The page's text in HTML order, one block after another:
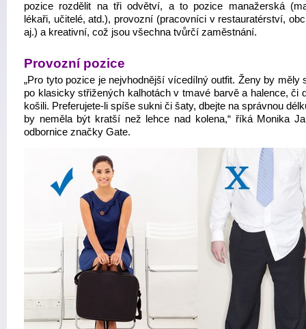
pozice rozdělit na tři odvětví, a to pozice manažerská
lékaři, učitelé, atd.), provozní (pracovníci v restauratérství,
aj.) a kreativní, což jsou všechna tvůrčí zaměstnání.
Provozní pozice
„Pro tyto pozice je nejvhodnější vícedílný outfit. Ženy by měly
po klasicky střižených kalhotách v tmavé barvě a halence, či
košili. Preferujete-li spíše sukni či šaty, dbejte na správnou
by neměla být kratší než lehce nad kolena,“ říká Monika
odbornice značky Gate.